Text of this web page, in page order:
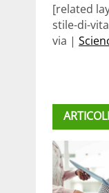
[related
stile-di-
via |